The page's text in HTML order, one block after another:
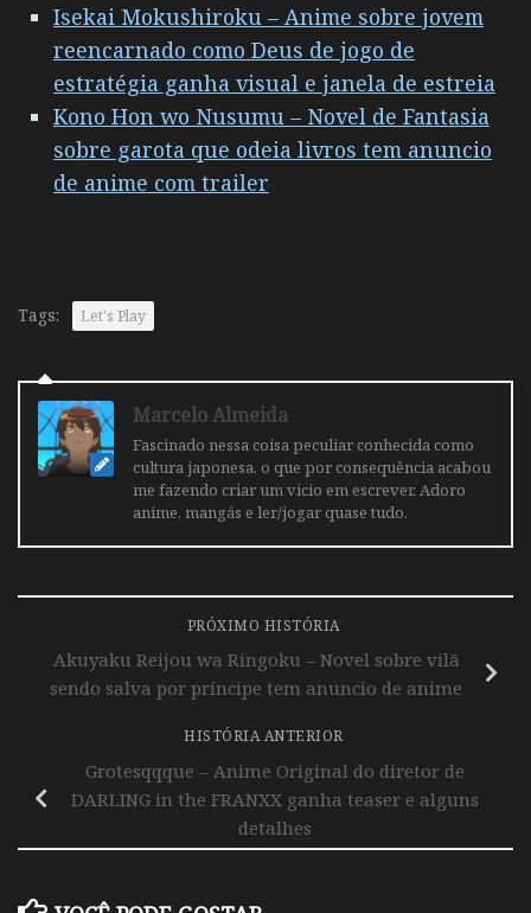
Isekai Mokushiroku – Anime sobre jovem
reencarnado como Deus de jogo de
estratégia ganha visual e janela de estreia
Kono Hon wo Nusumu – Novel de Fantasia
sobre garota que odeia livros tem anuncio
de anime com trailer
Tags: Let's Play
Marcelo Almeida
Fascinado nessa coisa peculiar conhecida como
cultura japonesa, o que por consequência acabou
me fazendo criar um vicio em escrever. Adoro
anime, mangás e ler/jogar quase tudo.
PRÓXIMO HISTÓRIA
Akuyaku Reijou wa Ringoku – Novel sobre vilã
sendo salva por príncipe tem anuncio de anime
HISTÓRIA ANTERIOR
Grotesqqque – Anime Original do diretor de
DARLING in the FRANXX ganha teaser e alguns
detalhes